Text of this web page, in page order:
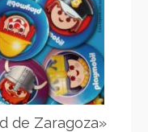
de Zaragoza»